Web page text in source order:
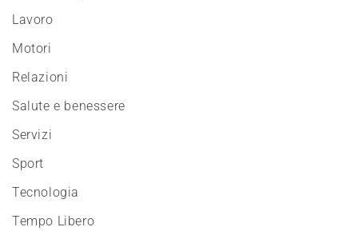
Lavoro
Motori
Relazioni
Salute e benessere
Servizi
Sport
Tecnologia
Tempo Libero